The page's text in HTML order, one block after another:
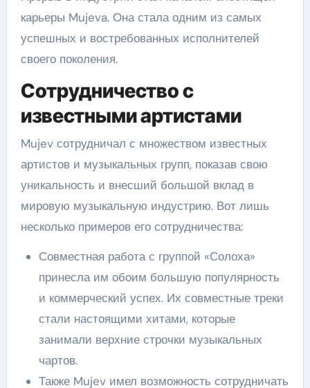
карьеры Mujeva. Она стала одним из самых
успешных и востребованных исполнителей
своего поколения.
Сотрудничество с
известными артистами
Mujev сотрудничал с множеством известных
артистов и музыкальных групп, показав свою
уникальность и внесший большой вклад в
мировую музыкальную индустрию. Вот лишь
несколько примеров его сотрудничества:
Совместная работа с группой «Солоха»
принесла им обоим большую популярность
и коммерческий успех. Их совместные треки
стали настоящими хитами, которые
занимали верхние строчки музыкальных
чартов.
Также Mujev имел возможность сотрудничать